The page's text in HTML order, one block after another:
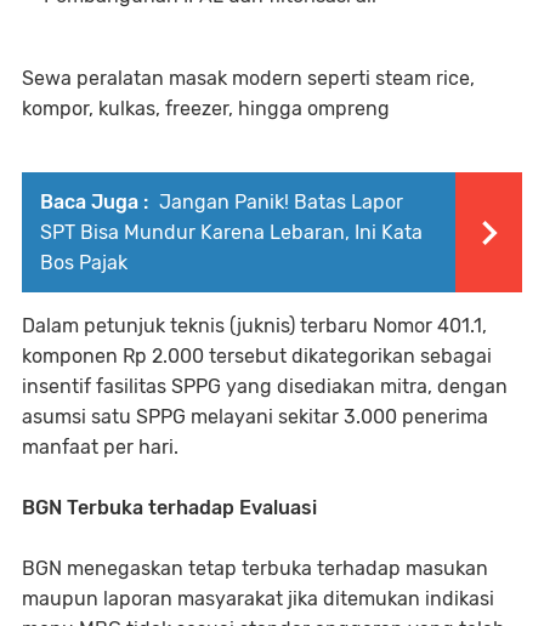
Sewa peralatan masak modern seperti steam rice,
kompor, kulkas, freezer, hingga ompreng
Baca Juga : Jangan Panik! Batas Lapor
SPT Bisa Mundur Karena Lebaran, Ini Kata
Bos Pajak
Dalam petunjuk teknis (juknis) terbaru Nomor 401.1,
komponen Rp 2.000 tersebut dikategorikan sebagai
insentif fasilitas SPPG yang disediakan mitra, dengan
asumsi satu SPPG melayani sekitar 3.000 penerima
manfaat per hari.
BGN Terbuka terhadap Evaluasi
BGN menegaskan tetap terbuka terhadap masukan
maupun laporan masyarakat jika ditemukan indikasi